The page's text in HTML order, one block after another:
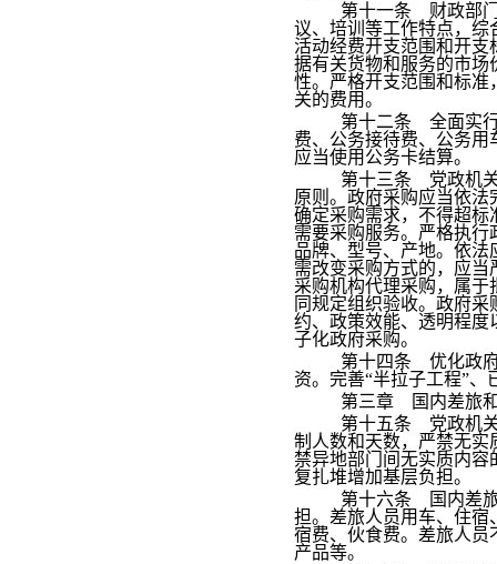
第十一条 财政部
议、培训等工作特点，综
活动经费开支范围和开支
据有关货物和服务的市场
性。严格开支范围和标准
关的费用。
第十二条 全面实
费、公务接待费、公务
应当使用公务卡结算。
第十三条 党政机
原则。政府采购应当依
确定采购需求，不得超标
需要采购服务。严格执
品牌、型号、产地。依
需改变采购方式的，应
采购机构代理采购，属
同规定组织验收。政府
约、政策效能、透明程度
子化政府采购。
第十四条 优化政
资。完善“半拉子工程”
第三章 国内差旅
第十五条 党政机
制人数和天数，严禁无实
禁异地部门间无实质内容
复扎堆增加基层负担。
第十六条 国内差
担。差旅人员用车、住宿
宿费、伙食费。差旅人员
产品等。